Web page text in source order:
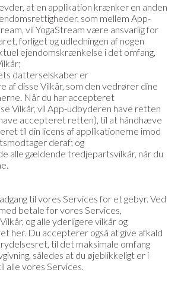
at en applikation krænker en anden
som mellem App-
vil YogaStream være ansvarlig for
forliget og udledningen af nogen
ejendomskrænkelse i det omfang,
datterselskaber er
af disse Vilkår, som den vedrører dine
Når du har accepteret
Vilkår, vil App-udbyderen have retten
accepteret retten), til at håndhæve
til din licens af applikationerne imod
deraf; og
alle gældende tredjepartsvilkår, når du
til vores Services for et gebyr. Ved
betale for vores Services,
og alle yderligere vilkår og
her. Du accepterer også at give afkald
til det maksimale omfang
således at du øjeblikkeligt er i
alle vores Services.